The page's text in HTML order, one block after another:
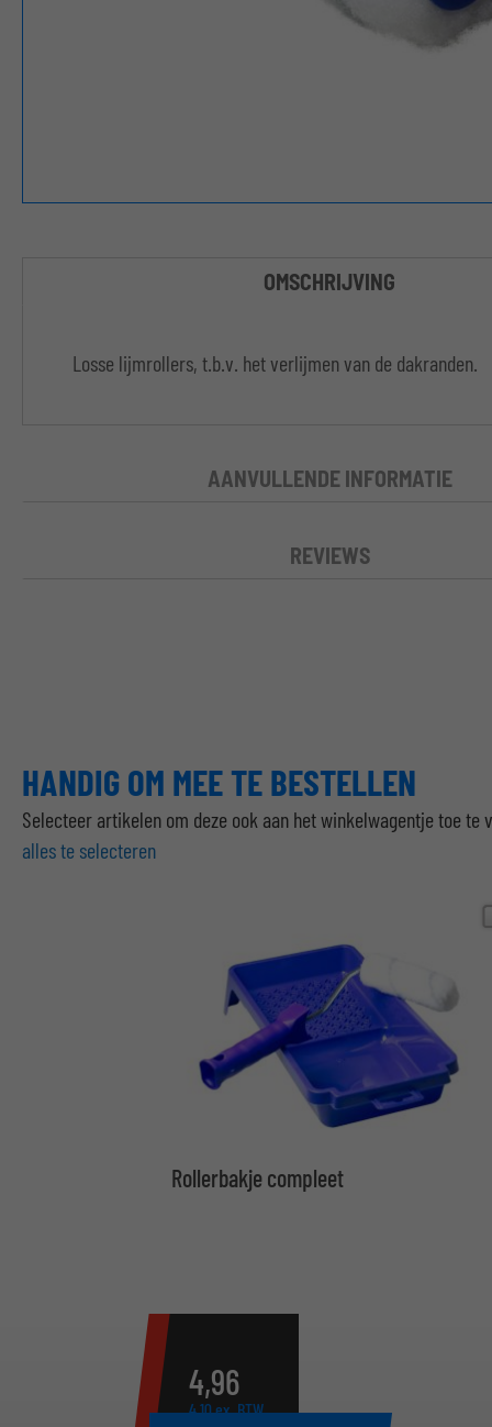
OMSCHRIJVING
Losse lijmrollers, t.b.v. het verlijmen van de dakranden.
AANVULLENDE INFORMATIE
REVIEWS
HANDIG OM MEE TE BESTELLEN
Selecteer artikelen om deze ook aan het winkelwagentje toe te
alles te selecteren
Rollerbakje compleet
4,96
4,10ex. BTW